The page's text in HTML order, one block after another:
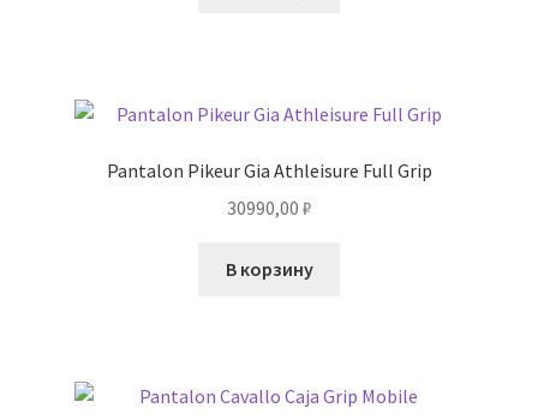
Pantalon Pikeur Gia Athleisure Full Grip
30990,00 ₽
В корзину